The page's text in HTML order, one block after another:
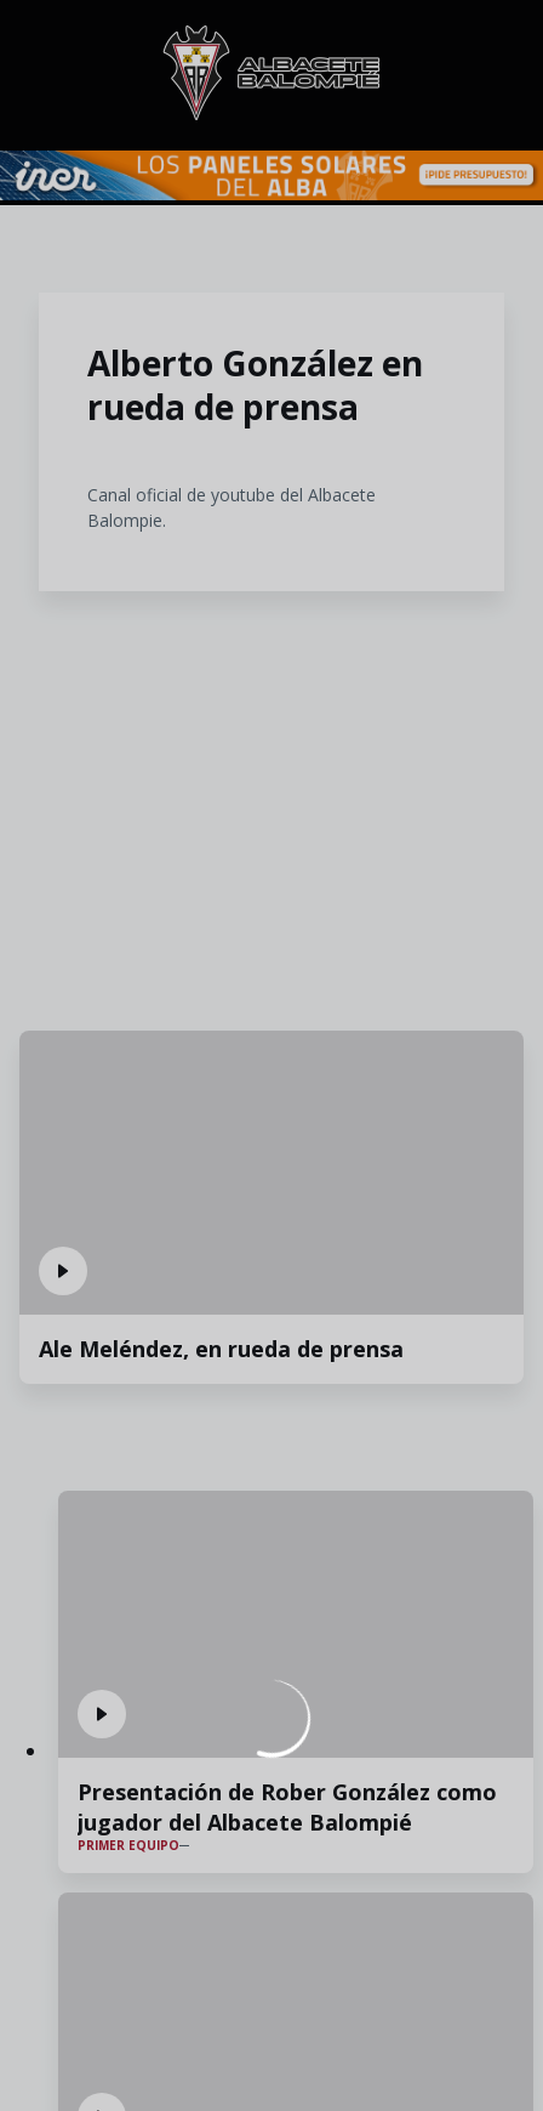
Skip to main content
Alberto González en
rueda de prensa
Canal oficial de youtube del Albacete
Balompie.
Ale Meléndez, en rueda de prensa
Presentación de Rober González como
jugador del Albacete Balompié
PRIMER EQUIPO